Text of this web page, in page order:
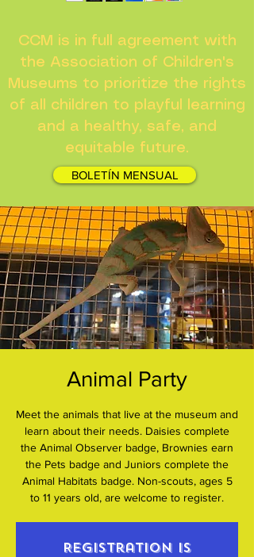
CCM is in full agreement with
the Association of Children's
Museums to prioritize the rights
of all children to playful learning
and a healthy, safe, and
equitable future.
BOLETÍN MENSUAL
Animal Party
Meet the animals that live at the museum and
learn about their needs. Daisies complete
the Animal Observer badge, Brownies earn
the Pets badge and Juniors complete the
Animal Habitats badge. Non-scouts, ages 5
Registration is